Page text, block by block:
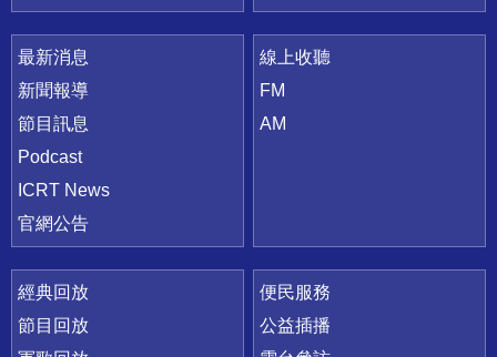
最新消息
新聞報導
節目訊息
Podcast
ICRT News
官網公告
線上收聽
FM
AM
經典回放
節目回放
便民服務
公益插播